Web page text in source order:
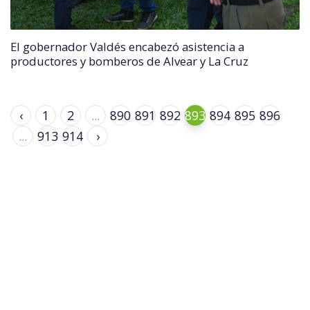
El gobernador Valdés encabezó asistencia a
productores y bomberos de Alvear y La Cruz
‹ 1 2 ... 890 891 892 893 894 895 896
...
913 914 ›